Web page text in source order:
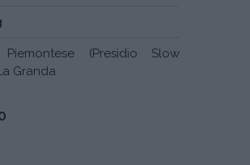
Piemontese (Presidio Slow
Granda